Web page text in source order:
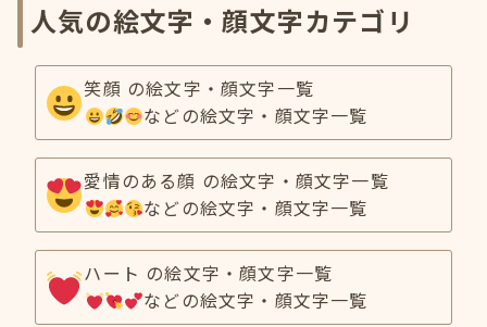
人気の絵文字・顔文字カテゴリ
笑顔 の絵文字・顔文字一覧
などの絵文字・顔文字一覧
愛情のある顔 の絵文字・顔文字一覧
などの絵文字・顔文字一覧
ハート の絵文字・顔文字一覧
などの絵文字・顔文字一覧